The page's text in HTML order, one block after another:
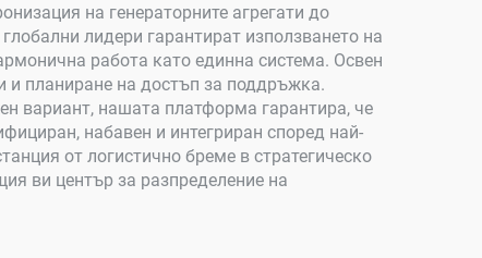
на генераторните агрегати до
лидери гарантират използването на
работа като единна система. Освен
и планиране на достъп за поддръжка.
вариант, нашата платформа гарантира, че
набавен и интегриран според най-
от логистично бреме в стратегическо
ви център за разпределение на